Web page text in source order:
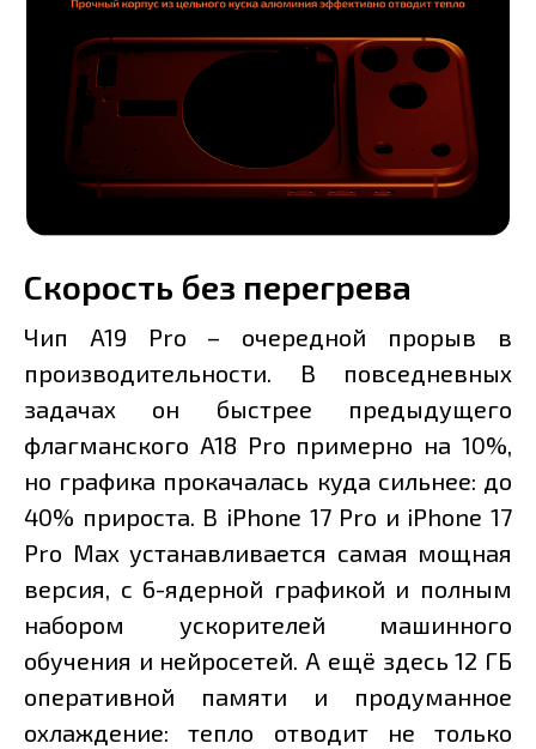
Скорость без перегрева
Чип A19 Pro – очередной прорыв в
производительности. В повседневных
задачах он быстрее предыдущего
флагманского A18 Pro примерно на 10%,
но графика прокачалась куда сильнее: до
40% прироста. В iPhone 17 Pro и iPhone 17
Pro Max устанавливается самая мощная
версия, с 6-ядерной графикой и полным
набором ускорителей машинного
обучения и нейросетей. А ещё здесь 12 ГБ
оперативной памяти и продуманное
охлаждение: тепло отводит не только